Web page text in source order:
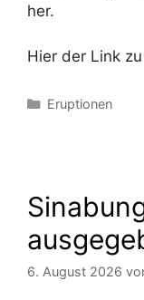
her.
Hier der Link
Kategorien
Eruptionen
6. August 2026